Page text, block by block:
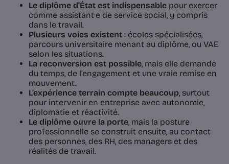
Le diplôme d’État est indispensable pour exercer
comme assistant·e de service social, y compris
dans le travail.
Plusieurs voies existent : écoles spécialisées,
parcours universitaire menant au diplôme, ou VAE
selon les situations.
La reconversion est possible, mais elle demande
du temps, de l’engagement et une vraie remise en
mouvement.
L’expérience terrain compte beaucoup, surtout
pour intervenir en entreprise avec autonomie,
diplomatie et réactivité.
Le diplôme ouvre la porte, mais la posture
professionnelle se construit ensuite, au contact
des personnes, des RH, des managers et des
réalités de travail.